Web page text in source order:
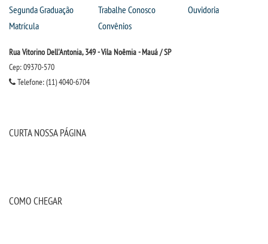
Segunda Graduação
Matrícula
Trabalhe Conosco
Convênios
Ouvidoria
Rua Vitorino Dell'Antonia, 349 - Vila Noêmia - Mauá / SP
Cep: 09370-570
Telefone: (11) 4040-6704
CURTA NOSSA PÁGINA
COMO CHEGAR